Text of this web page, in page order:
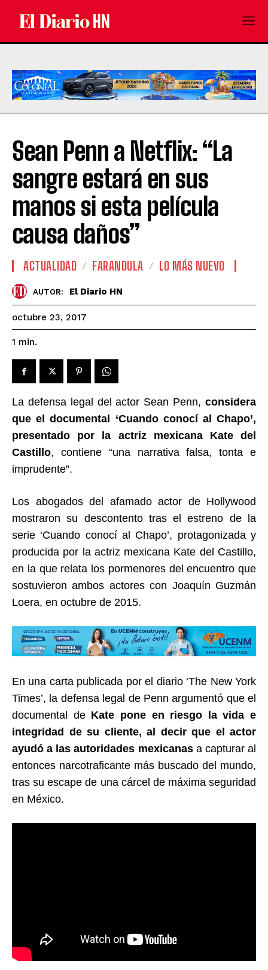
Sean Penn a Netflix: “La
sangre estará en sus
manos si esta película
causa daños”
ACTUALIDAD FARANDULA LO MÁS NUEVO
AUTOR: El Diario HN
octubre 23, 2017
1 min.
La defensa legal del actor Sean Penn, considera
que el documental ‘Cuando conocí al Chapo’,
presentado por la actriz mexicana Kate del
Castillo, contiene “una narrativa falsa, tonta e
imprudente”.
Los abogados del afamado actor de Hollywood
mostraron su descontento tras el estreno de la
serie ‘Cuando conocí al Chapo’, protagonizada y
producida por la actriz mexicana Kate del Castillo,
en la que relata los pormenores del encuentro que
sostuvieron ambos actores con Joaquín Guzmán
Loera, en octubre de 2015.
En una carta publicada por el diario ‘The New York
Times’, la defensa legal de Penn argumentó que el
documental de Kate pone en riesgo la vida e
integridad de su cliente, al decir que el actor
ayudó a las autoridades mexicanas a capturar al
entonces narcotraficante más buscado del mundo,
tras su escape de una cárcel de máxima seguridad
en México.